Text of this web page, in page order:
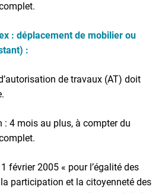
.
: déplacement de mobilier ou
:
de travaux (AT) doit
: 4 mois au plus, à compter du
.
février 2005 « pour l’égalité des
participation et la citoyenneté des